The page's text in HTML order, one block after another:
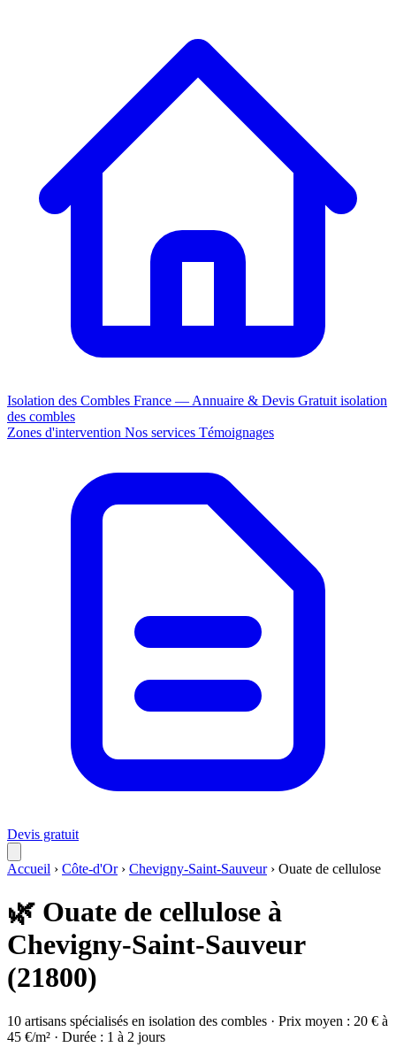
Isolation des Combles France — Annuaire & Devis Gratuit isolation
des combles
Zones d'intervention Nos services Témoignages
Devis gratuit
Accueil › Côte-d'Or › Chevigny-Saint-Sauveur › Ouate de cellulose
🌿 Ouate de cellulose à
Chevigny-Saint-Sauveur
(21800)
10 artisans spécialisés en isolation des combles · Prix moyen : 20 € à
45 €/m² · Durée : 1 à 2 jours